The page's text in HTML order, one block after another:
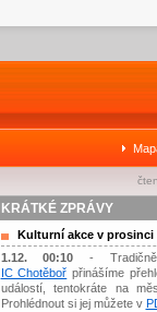
KRÁTKÉ ZPRÁVY
Kulturní akce v prosinci
1.12. 00:10 -
IC Chotěboř přinášíme
událostí, tentokráte na
Prohlédnout si jej můžete v